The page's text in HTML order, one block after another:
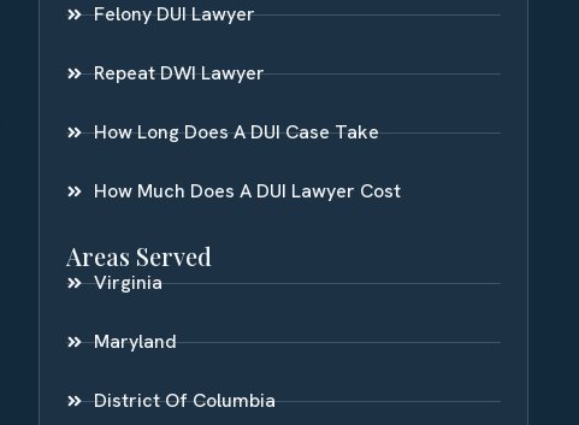
Felony DUI Lawyer
Repeat DWI Lawyer
How Long Does A DUI Case Take
How Much Does A DUI Lawyer Cost
Areas Served
Virginia
Maryland
District Of Columbia